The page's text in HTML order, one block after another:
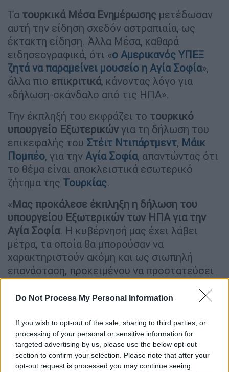
Do Not Process My Personal Information
If you wish to opt-out of the sale, sharing to third parties, or
processing of your personal or sensitive information for
targeted advertising by us, please use the below opt-out
section to confirm your selection. Please note that after your
opt-out request is processed you may continue seeing
Τα τουρκικά Μέσα Ενημέρωσης μετέδωσαν
αυτή την είδηση σχεδόν αστραπιαία, ως
έκτακτη είδηση. Άλλα Μέσα, καθαρά
ειδησεογραφικά, ότι «ο Αμερικανός ΥΠΕΞ
ζητά να παραμείνει μουσείο η Αγία Σοφία»,
άλλα πιο επικριτικά, κάνοντας λόγο για
«δήλωση-σκάνδαλο από τις ΗΠΑ».
Την έκπληξή του εκφράζει το τουρκικό
υπουργείο Εξωτερικών για τη δήλωση του
επικεφαλής του Στέιτ Ντιπάρτμεντ, Μάικ
Πομπέο, για την Αγία Σοφία, απαντώντας ότι
το θέμα είναι αποκλειστικά εσωτερικό
ζήτημα της Τουρκίας.
«Μας προκάλεσε έκπληξη η δήλωση του
υπουργείου Εξωτερικών των ΗΠΑ για την
Αγία Σοφία. Η κυβέρνησή μας έχει λάβει
μέτρα, τα οποία θα μπορούσαν να
χαρακτηριστούν ακόμη και ως σιωπηλή
επανάσταση, προκειμένου να προστατεύσει
τη θρησκευτική ελευθερία και τις
πεποιθήσεις, όπως αυτά διασφαλίζονται από
τους πολίτες μας χωρίς διακρίσεις.
Τουρκικό ΥΠΕΞ: «Μας εξέπληξε η
δήλωση Πομπέο για την Αγία Σοφία»